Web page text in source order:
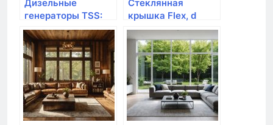
Дизельные
генераторы TSS:
надежные
источники энергии
для любого
бизнеса
Стеклянная
крышка Flex, d
24см STONELINE